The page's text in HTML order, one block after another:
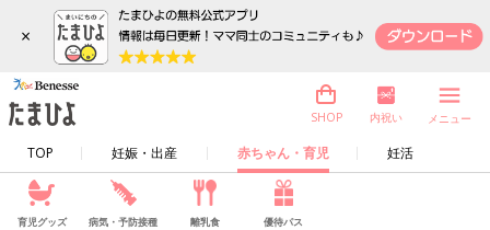
×
TOP 妊娠・出産 赤ちゃん・育児 妊活
SHOP 内祝い メニュー
育児グッズ 病気・予防接種 離乳食 優待パス